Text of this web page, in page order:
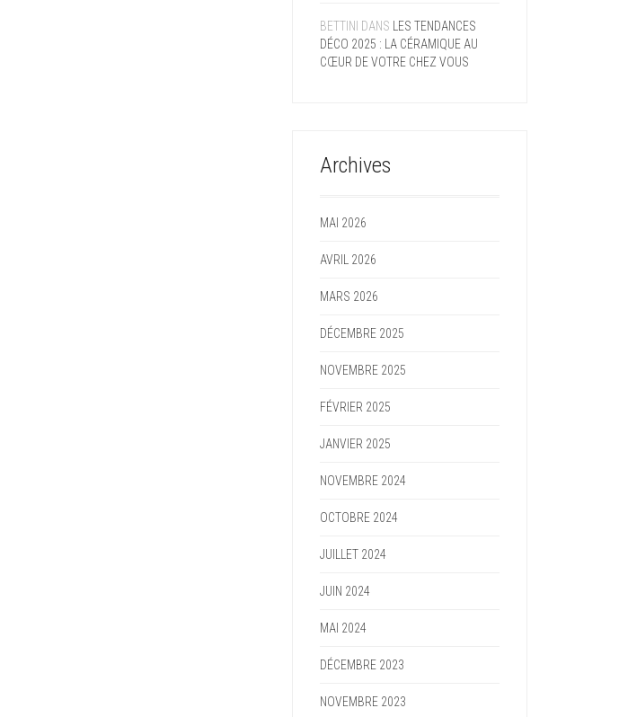
BETTINI DANS
LES TENDANCES
DÉCO 2025 : LA CÉRAMIQUE AU
CŒUR DE VOTRE CHEZ VOUS
Archives
MAI 2026
AVRIL 2026
MARS 2026
DÉCEMBRE 2025
NOVEMBRE 2025
FÉVRIER 2025
JANVIER 2025
NOVEMBRE 2024
OCTOBRE 2024
JUILLET 2024
JUIN 2024
MAI 2024
DÉCEMBRE 2023
NOVEMBRE 2023